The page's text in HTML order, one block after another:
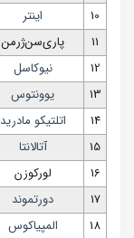
10
اینتر
11
پاری‌سن‌ژرمن
12
نیوکاسل
13
یوونتوس
14
اتلتیکو مادرید
15
آتالانتا
16
لورکوزن
17
دورتموند
18
المپیاکوس